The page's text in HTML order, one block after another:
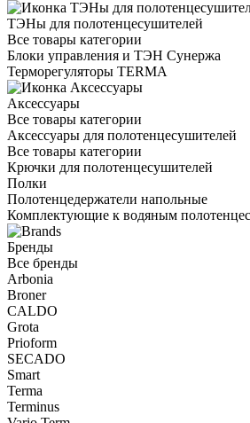
ТЭНы для полотенцесушителей
Все товары категории
Блоки управления и ТЭН Сунержа
Терморегуляторы TERMA
Аксессуары
Все товары категории
Аксессуары для полотенцесушителей
Все товары категории
Крючки для полотенцесушителей
Полки
Полотенцедержатели напольные
Комплектующие к водяным
Бренды
Все бренды
Arbonia
Broner
CALDO
Grota
Prioform
SECADO
Smart
Terma
Terminus